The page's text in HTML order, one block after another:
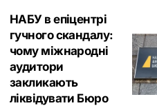
НАБУ в епіцентрі
гучного скандалу:
чому міжнародні
аудитори
закликають
ліквідувати Бюро